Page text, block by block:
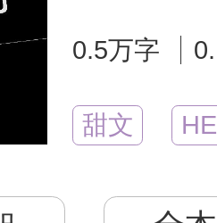
0.5万字
甜文 HE